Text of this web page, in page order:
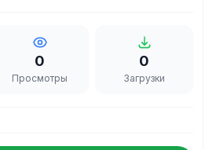
0
Просмотры
0
Загрузки